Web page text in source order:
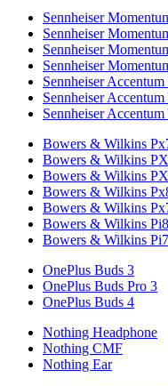
Sennheiser
Sennheiser
Sennheiser
Sennheiser
Sennheiser Accentum
Sennheiser Accentum
Sennheiser Accentum
Bowers & Wilkins
Bowers & Wilkins
Bowers & Wilkins
Bowers & Wilkins
Bowers & Wilkins
Bowers & Wilkins Pi8
Bowers & Wilkins
OnePlus Buds 3
OnePlus Buds Pro 3
OnePlus Buds 4
Nothing Headphone
Nothing CMF
Nothing Ear